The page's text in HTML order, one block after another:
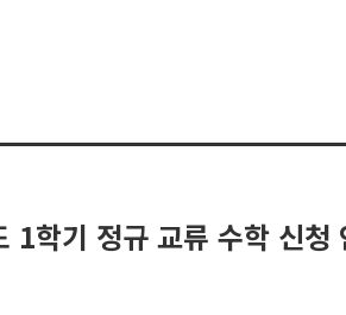
학기 정규 교류 수학 신청